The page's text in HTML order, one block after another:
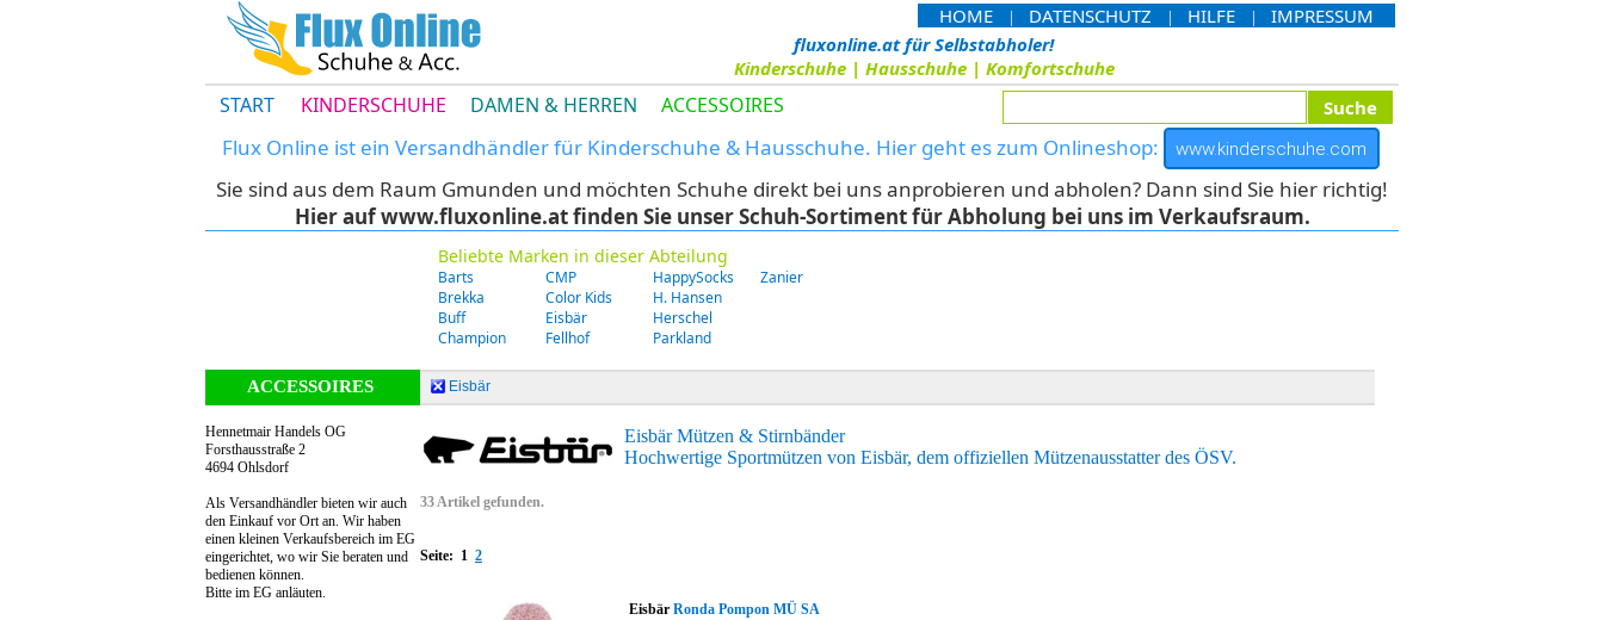
HOME DATENSCHUTZ HILFE
IMPRESSUM
fluxonline.at für Selbstabholer!
Kinderschuhe | Hausschuhe | Komfortschuhe
START KINDERSCHUHE DAMEN & HERREN ACCESSOIRES
Flux Online ist ein Versandhändler für Kinderschuhe & Hausschuhe. Hier geht es zum Onlineshop: www.kinderschuhe.com
Sie sind aus dem Raum Gmunden und möchten Schuhe direkt bei uns anprobieren und abholen? Dann sind Sie hier richtig!
Hier auf www.fluxonline.at finden Sie unser Schuh-Sortiment für Abholung bei uns im Verkaufsraum.
Beliebte Marken in dieser Abteilung
Barts
Brekka
Buff
Champion
CMP
Color Kids
Eisbär
Fellhof
HappySocks
H. Hansen
Herschel
Parkland
Zanier
ACCESSOIRES
Hennetmair Handels OG
Forsthausstraße 2
4694 Ohlsdorf
Als Versandhändler bieten wir auch
den Einkauf vor Ort an. Wir haben
einen kleinen Verkaufsbereich im EG
eingerichtet, wo wir Sie beraten und
bedienen können.
Bitte im EG anläuten.
Eisbär
Eisbär Mützen & Stirnbänder
Hochwertige Sportmützen von Eisbär, dem offiziellen Mützenausstatter des ÖSV.
33 Artikel gefunden.
Seite: 1 2
Eisbär Ronda Pompon MÜ SA